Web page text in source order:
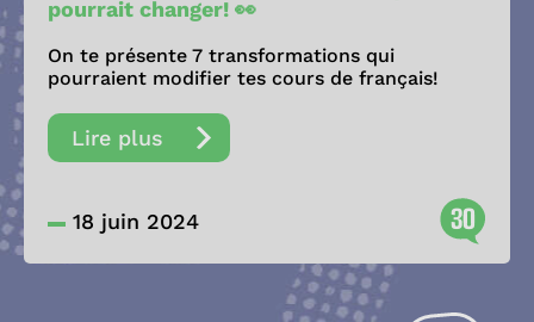
pourrait changer! 👀
On te présente 7 transformations qui
pourraient modifier tes cours de français!
Lire plus
18 juin 2024 30